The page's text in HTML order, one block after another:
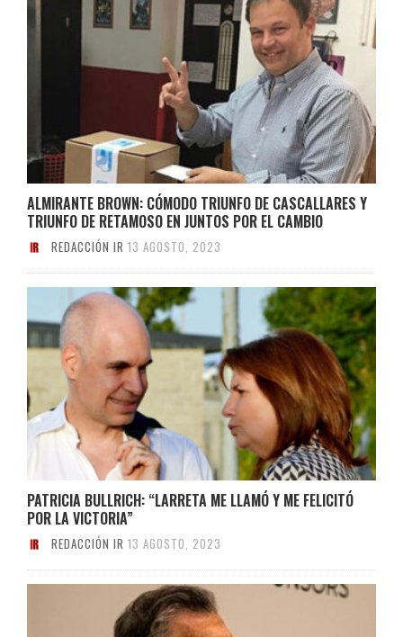
ALMIRANTE BROWN: CÓMODO TRIUNFO DE CASCALLARES Y
TRIUNFO DE RETAMOSO EN JUNTOS POR EL CAMBIO
REDACCIÓN IR 13 AGOSTO, 2023
PATRICIA BULLRICH: “LARRETA ME LLAMÓ Y ME FELICITÓ
POR LA VICTORIA”
REDACCIÓN IR 13 AGOSTO, 2023